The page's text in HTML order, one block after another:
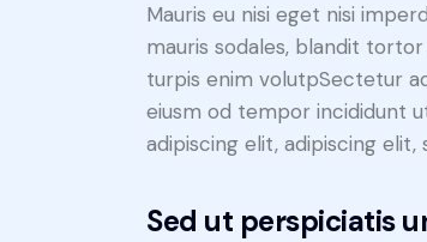
Mauris eu nisi eget nisi
mauris sodales, blandit
turpis enim volutpSectetur
eiusm od tempor incididunt
adipiscing elit, adipiscing elit,
Sed ut perspiciatis